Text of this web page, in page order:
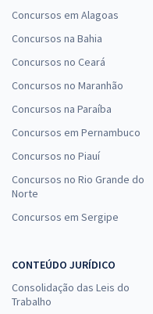
Concursos em Alagoas
Concursos na Bahia
Concursos no Ceará
Concursos no Maranhão
Concursos na Paraíba
Concursos em Pernambuco
Concursos no Piauí
Concursos no Rio Grande do
Norte
Concursos em Sergipe
CONTEÚDO JURÍDICO
Consolidação das Leis do
Trabalho